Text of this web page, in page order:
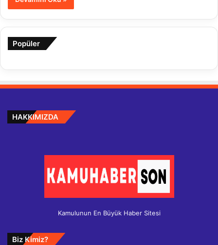
Popüler
HAKKIMIZDA
Kamulunun En Büyük Haber Sitesi
Biz Kimiz?